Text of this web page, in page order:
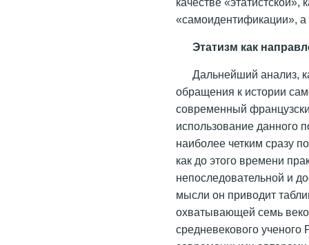
«самоидентификации»,
Этатизм как
Дальнейший анализ,
обращения к истории
современный
использование данного
наиболее четким сразу
как до этого времени
непоследовательной и
мысли он приводит
охватывающей семь
средневекового ученого